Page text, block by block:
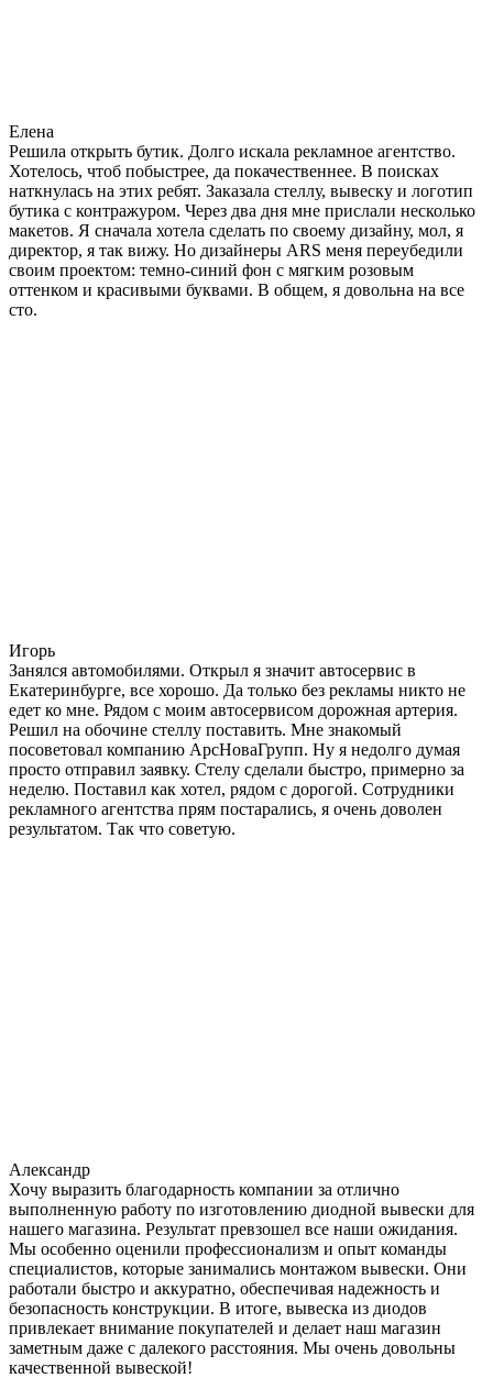
Елена
Решила открыть бутик. Долго искала рекламное агентство.
Хотелось, чтоб побыстрее, да покачественнее. В поисках
наткнулась на этих ребят. Заказала стеллу, вывеску и логотип
бутика с контражуром. Через два дня мне прислали несколько
макетов. Я сначала хотела сделать по своему дизайну, мол, я
директор, я так вижу. Но дизайнеры ARS меня переубедили
своим проектом: темно-синий фон с мягким розовым
оттенком и красивыми буквами. В общем, я довольна на все
сто.
Игорь
Занялся автомобилями. Открыл я значит автосервис в
Екатеринбурге, все хорошо. Да только без рекламы никто не
едет ко мне. Рядом с моим автосервисом дорожная артерия.
Решил на обочине стеллу поставить. Мне знакомый
посоветовал компанию АрсНоваГрупп. Ну я недолго думая
просто отправил заявку. Стелу сделали быстро, примерно за
неделю. Поставил как хотел, рядом с дорогой. Сотрудники
рекламного агентства прям постарались, я очень доволен
результатом. Так что советую.
Александр
Хочу выразить благодарность компании за отлично
выполненную работу по изготовлению диодной вывески для
нашего магазина. Результат превзошел все наши ожидания.
Мы особенно оценили профессионализм и опыт команды
специалистов, которые занимались монтажом вывески. Они
работали быстро и аккуратно, обеспечивая надежность и
безопасность конструкции. В итоге, вывеска из диодов
привлекает внимание покупателей и делает наш магазин
заметным даже с далекого расстояния. Мы очень довольны
качественной вывеской!